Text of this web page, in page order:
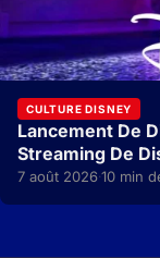
CULTURE DISNEY
Lancement De
Streaming De
7 août 2026·10 min